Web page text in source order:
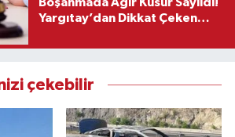
Yargıtay’dan Dikkat Çeken
çekebilir